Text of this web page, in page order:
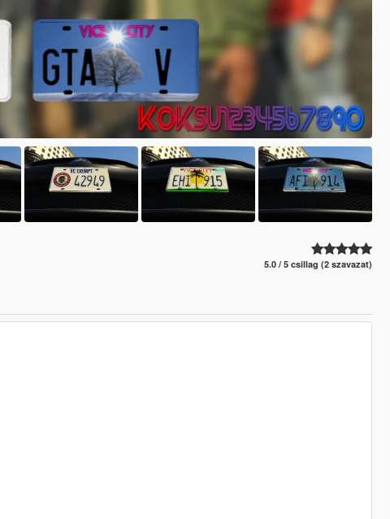
5.0 / 5 csillag (2 szavazat)